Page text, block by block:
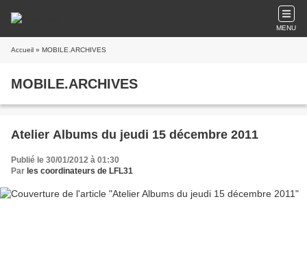
MENU
Accueil » MOBILE.ARCHIVES
MOBILE.ARCHIVES
Atelier Albums du jeudi 15 décembre 2011
Publié le 30/01/2012 à 01:30
Par les coordinateurs de LFL31